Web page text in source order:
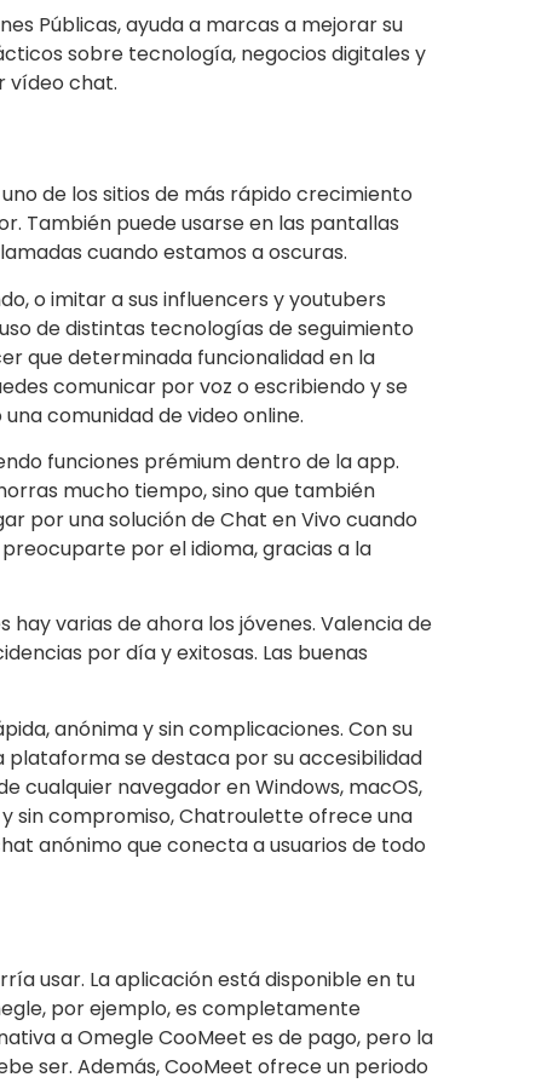
Públicas, ayuda a marcas a mejorar su
sobre tecnología, negocios digitales y
vídeo chat.
de los sitios de más rápido crecimiento
También puede usarse en las pantallas
cuando estamos a oscuras.
o imitar a sus influencers y youtubers
de distintas tecnologías de seguimiento
que determinada funcionalidad en la
comunicar por voz o escribiendo y se
comunidad de video online.
funciones prémium dentro de la app.
mucho tiempo, sino que también
por una solución de Chat en Vivo cuando
por el idioma, gracias a la
varias de ahora los jóvenes. Valencia de
por día y exitosas. Las buenas
anónima y sin complicaciones. Con su
plataforma se destaca por su accesibilidad
cualquier navegador en Windows, macOS,
sin compromiso, Chatroulette ofrece una
anónimo que conecta a usuarios de todo
usar. La aplicación está disponible en tu
por ejemplo, es completamente
a Omegle CooMeet es de pago, pero la
ser. Además, CooMeet ofrece un periodo